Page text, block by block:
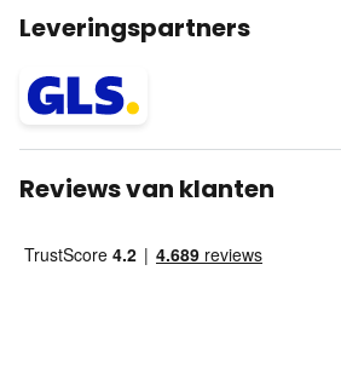
Leveringspartners
Reviews van klanten